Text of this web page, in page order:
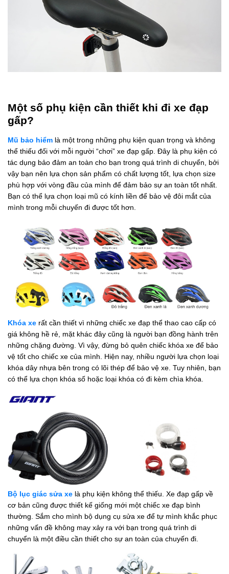
Một số phụ kiện cần thiết khi đi xe đạp
gấp?
Mũ bảo hiểm là một trong những phụ kiện quan trọng và không
thể thiếu đối với mỗi người “chơi” xe đạp gấp. Đây là phụ kiện có
tác dụng bảo đảm an toàn cho bạn trong quá trình di chuyển, bởi
vậy bạn nên lựa chọn sản phẩm có chất lượng tốt, lựa chọn size
phù hợp với vòng đầu của mình để đảm bảo sự an toàn tốt nhất.
Bạn có thể lựa chọn loại mũ có kính liền để bảo vệ đôi mắt của
mình trong mỗi chuyến đi được tốt hơn.
Khóa xe rất cần thiết vì những chiếc xe đạp thể thao cao cấp có
giá không hề rẻ, mặt khác đây cũng là người bạn đồng hành trên
những chặng đường. Vì vậy, đừng bỏ quên chiếc khóa xe để bảo
vệ tốt cho chiếc xe của mình. Hiện nay, nhiều người lựa chọn loại
khóa dây nhựa bên trong có lõi thép để bảo vệ xe. Tuy nhiên, bạn
có thể lựa chọn khóa số hoặc loại khóa có đi kèm chìa khóa.
Bộ lục giác sửa xe là phụ kiện không thể thiếu. Xe đạp gấp về
cơ bản cũng được thiết kế giống mới một chiếc xe đạp bình
thường. Sắm cho mình bộ dụng cụ sửa xe để tự mình khắc phục
những vấn đề không may xảy ra với bạn trong quá trình di
chuyển là một điều cần thiết cho sự an toàn của chuyến đi.